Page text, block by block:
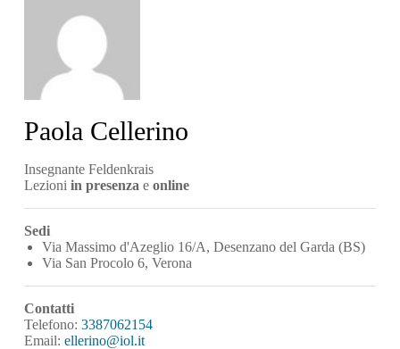
o
Paola Cellerino
Insegnante Feldenkrais
Lezioni in presenza e online
Sedi
Via Massimo d'Azeglio 16/A, Desenzano del Garda (BS)
Via San Procolo 6, Verona
Contatti
Telefono: 3387062154
Email: ellerino@iol.it